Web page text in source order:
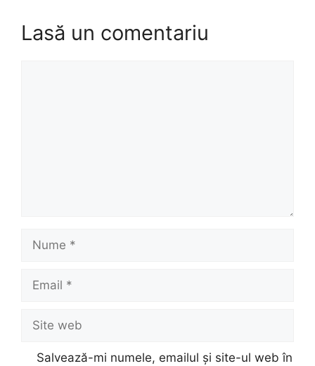
Lasă un comentariu
Nume
Email
Site
web
Salvează-mi numele, emailul și site-ul web în